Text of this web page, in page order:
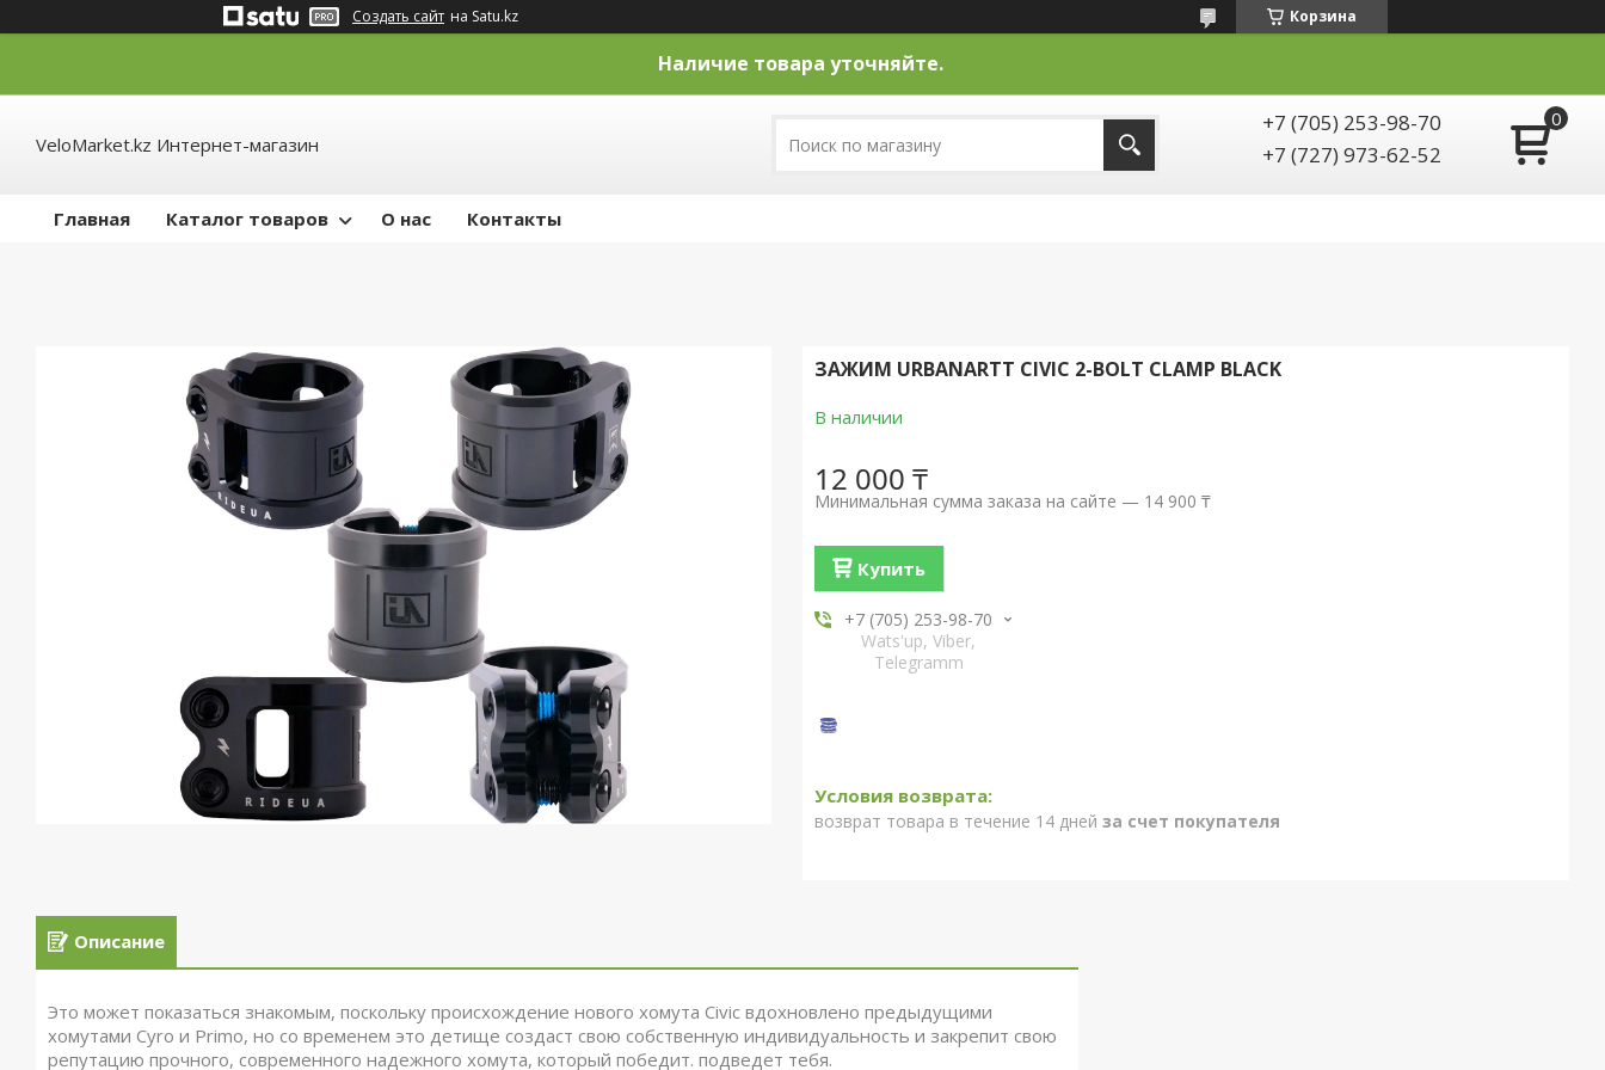
Создать сайт на Satu.kz Корзина
Наличие товара уточняйте.
VeloMarket.kz Интернет-магазин
+7 (705) 253-98-70
+7 (727) 973-62-52
Главная Каталог товаров О нас Контакты
ЗАЖИМ URBANARTT CIVIC 2-BOLT CLAMP BLACK
В наличии
12 000 ₸
Минимальная сумма заказа на сайте — 14 900 ₸
Купить
+7 (705) 253-98-70
Wats'up, Viber,
Telegramm
возврат товара в течение 14 дней за счет покупателя
Описание
Это может показаться знакомым, поскольку происхождение нового хомута Civic вдохновлено предыдущими
хомутами Cyro и Primo, но со временем это детище создаст свою собственную индивидуальность и закрепит свою
репутацию прочного, современного надежного хомута, который победит. подведет тебя.